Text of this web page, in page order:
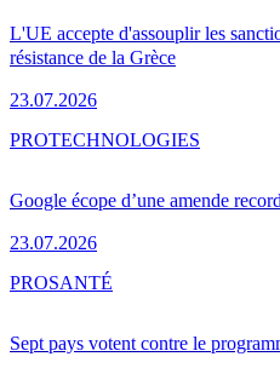
L'UE accepte d'assouplir les
résistance de la Grèce
23.07.2026
Google écope d’une amende
23.07.2026
PROTECHNOLOGIES
Sept pays votent contre le
PROSANTÉ